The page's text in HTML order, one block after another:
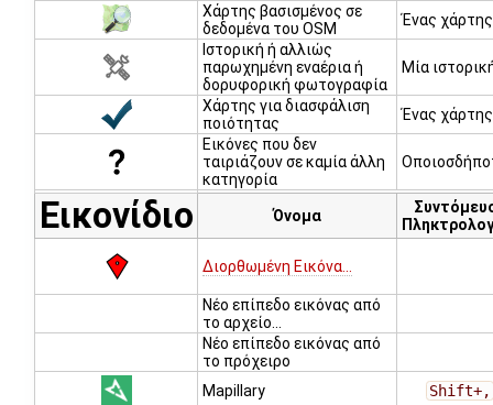
Χάρτης βασισμένος σε
δεδομένα του OSM
Ένας
Ιστορική ή αλλιώς
παρωχημένη εναέρια ή
δορυφορική φωτογραφία
Μία
Χάρτης για διασφάλιση
ποιότητας
Ένας
Εικόνες που δεν
ταιριάζουν σε καμία άλλη
κατηγορία
Εικονίδιο Όνομα
Διορθωμένη Εικόνα...
Νέο επίπεδο εικόνας από
το αρχείο...
Νέο επίπεδο εικόνας από
το πρόχειρο
Mapillary
Shift+,